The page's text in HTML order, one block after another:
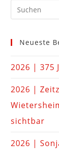
Neueste
2026 | 375
2026 |
sichtbar
2026 |